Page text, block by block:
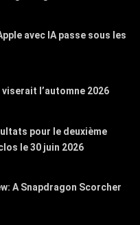
avec IA passe sous les
l’automne 2026
pour le deuxième
le 30 juin 2026
A Snapdragon Scorcher